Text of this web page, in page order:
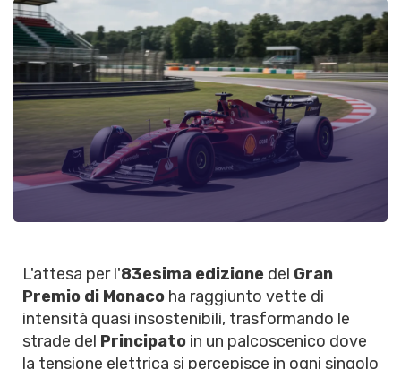
L'attesa per l'83esima edizione del Gran
Premio di Monaco ha raggiunto vette di
intensità quasi insostenibili, trasformando le
strade del Principato in un palcoscenico dove
la tensione elettrica si percepisce in ogni singolo